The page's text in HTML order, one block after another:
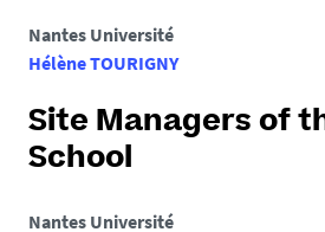
Nantes Université
Hélène TOURIGNY
Site Managers of
School
Nantes Université